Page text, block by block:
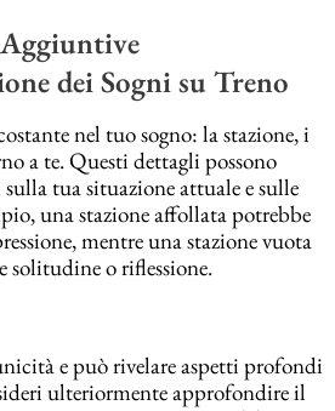
dei Sogni su Treno
nel tuo sogno: la stazione, i
a te. Questi dettagli possono
tua situazione attuale e sulle
una stazione affollata potrebbe
mentre una stazione vuota
solitudine o riflessione.
e può rivelare aspetti profondi
ulteriormente approfondire il